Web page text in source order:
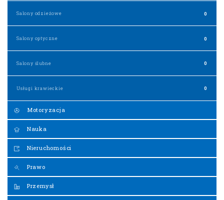
Salony odzieżowe 0
Salony optyczne 0
Salony ślubne 0
Usługi krawieckie 0
Motoryzacja
Nauka
Nieruchomości
Prawo
Przemysł